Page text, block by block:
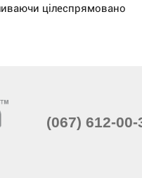
цілеспрямовано
(067) 612-00-